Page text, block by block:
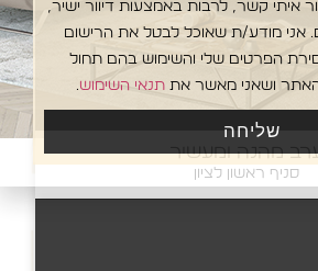
מהנה ומעשיר
סניף ראשון לציון
איתי קשר, לרבות באמצעות דיוור ישיר,
אני מודע/ת שאוכל לבטל את הרישום
הפרטים שלי והשימוש בהם תחול
ושאני מאשר את תנאי השימוש.
שליחה